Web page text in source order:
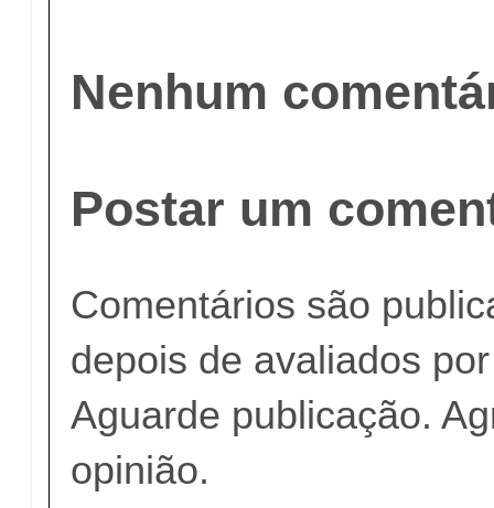
Nenhum
Postar um
Comentários são
depois de avaliados
Aguarde publicação.
opinião.